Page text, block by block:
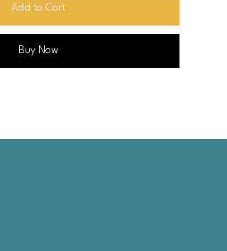
Add to Cart
Buy Now